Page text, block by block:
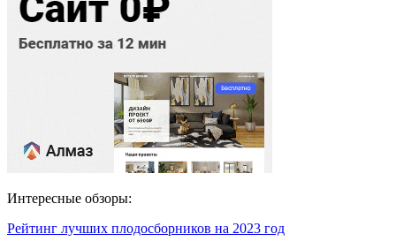
Интересные обзоры:
Рейтинг лучших плодосборников на 2023 год